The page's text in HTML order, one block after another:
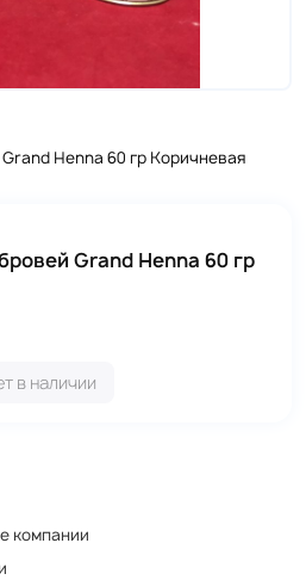
Henna 60 гр Коричневая
Grand Henna 60 гр
в наличии
компании